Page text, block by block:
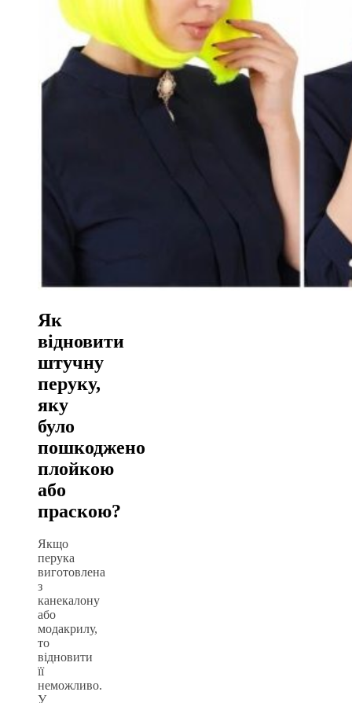
Як
відновити
штучну
перуку,
яку
було
пошкоджено
плойкою
або
праскою?
Якщо
перука
виготовлена
з
канекалону
або
модакрилу,
то
відновити
її
неможливо.
У